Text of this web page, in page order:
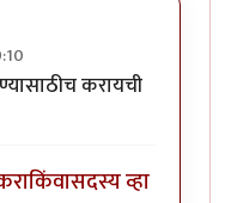
गामा पैलवान
करायची
किंवासदस्य व्हा